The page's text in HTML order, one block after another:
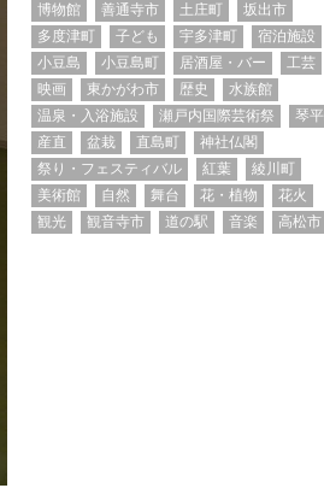
博物館
善通寺市 土庄町
坂出市
多度津町
子ども 宇多津町
宿泊施設
小豆島
小豆島町 居酒屋・バー
工芸
映画
東かがわ市 歴史
水族館
温泉・入浴施設
瀬戸内国際芸術祭
琴
産直
盆栽 直島町
神社仏閣
祭り・フェスティバル
紅葉
綾川町
美術館
自然 舞台 花・植物
花火
観光
観音寺市 道の駅 音楽 高松市